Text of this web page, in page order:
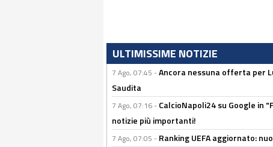
ULTIMISSIME NOTIZIE
7 Ago, 07:45 -Ancora nessuna offerta per
Saudita
7 Ago, 07:16 - CalcioNapoli24 su Google in
notizie più importanti!
7 Ago, 07:05 - Ranking UEFA aggiornato: